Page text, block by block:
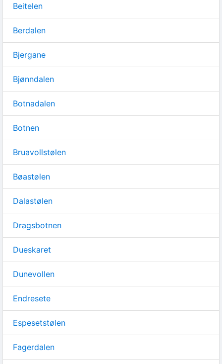
Beitelen
Berdalen
Bjergane
Bjønndalen
Botnadalen
Botnen
Bruavollstølen
Bøastølen
Dalastølen
Dragsbotnen
Dueskaret
Dunevollen
Endresete
Espesetstølen
Fagerdalen